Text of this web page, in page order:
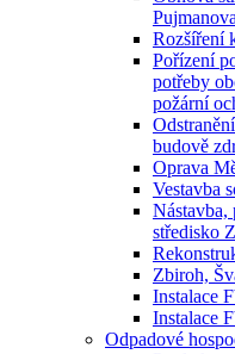
Pujmanova
Rozšíření
Pořízení
potřeby
požární
budově
Oprava
Vestavba
Nástavba,
středisko
Zbiroh,
Instalace
Instalace
Odpadové